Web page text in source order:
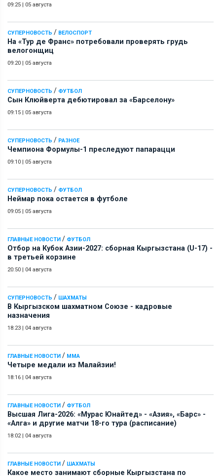
09:25 | 05 августа
СУПЕРНОВОСТЬ / ВЕЛОСПОРТ
На «Тур де Франс» потребовали проверять грудь
велогонщиц
09:20 | 05 августа
СУПЕРНОВОСТЬ / ФУТБОЛ
Сын Клюйверта дебютировал за «Барселону»
09:15 | 05 августа
СУПЕРНОВОСТЬ / РАЗНОЕ
Чемпиона Формулы-1 преследуют папарацци
09:10 | 05 августа
СУПЕРНОВОСТЬ / ФУТБОЛ
Неймар пока остается в футболе
09:05 | 05 августа
ГЛАВНЫЕ НОВОСТИ / ФУТБОЛ
Отбор на Кубок Азии-2027: сборная Кыргызстана (U-17) -
в третьей корзине
20:50 | 04 августа
СУПЕРНОВОСТЬ / ШАХМАТЫ
В Кыргызском шахматном Союзе - кадровые
назначения
18:23 | 04 августа
ГЛАВНЫЕ НОВОСТИ / ММА
Четыре медали из Малайзии!
18:16 | 04 августа
ГЛАВНЫЕ НОВОСТИ / ФУТБОЛ
Высшая Лига-2026: «Мурас Юнайтед» - «Азия», «Барс» -
«Алга» и другие матчи 18-го тура (расписание)
18:02 | 04 августа
ГЛАВНЫЕ НОВОСТИ / ШАХМАТЫ
Какое место занимают сборные Кыргызстана по